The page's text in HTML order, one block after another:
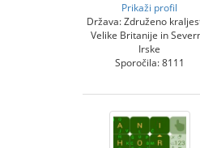
Prikaži profil
Država: Združeno
Velike Britanije in
Irske
Sporočila: 8111